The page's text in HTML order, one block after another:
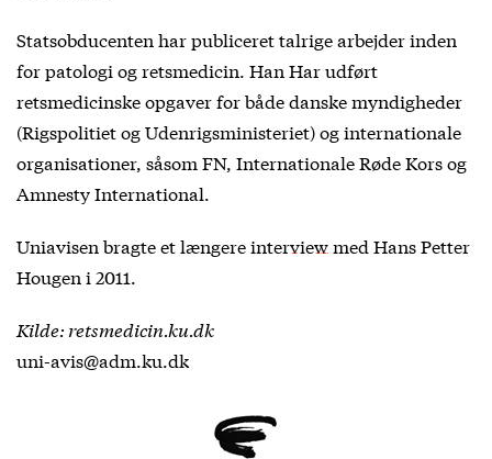
Statsobducenten har publiceret talrige arbejder inden
for patologi og retsmedicin. Han Har udført
retsmedicinske opgaver for både danske myndigheder
(Rigspolitiet og Udenrigsministeriet) og internationale
organisationer, såsom FN, Internationale Røde Kors og
Amnesty International.
Uniavisen bragte et længereinterviewmed Hans Petter
Hougen i 2011.
Kilde: retsmedicin.ku.dk
uni-avis@adm.ku.dk